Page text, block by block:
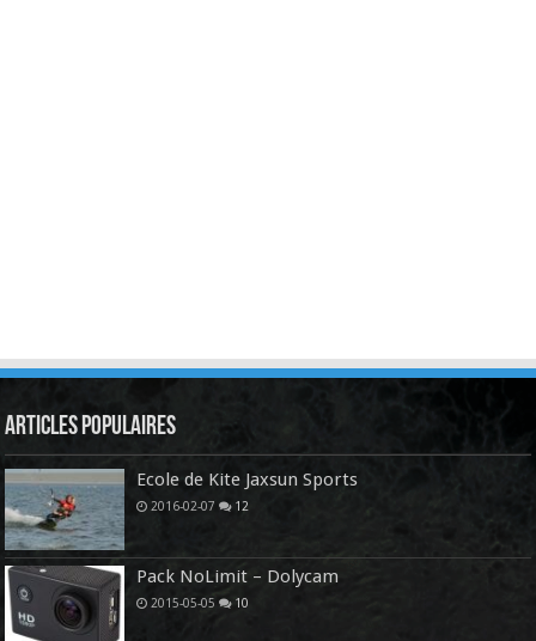
Articles Populaires
Ecole de Kite Jaxsun Sports
2016-02-07 12
Pack NoLimit – Dolycam
2015-05-05 10